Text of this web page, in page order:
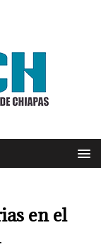
en el